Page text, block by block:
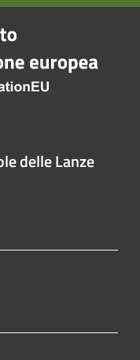
delle Lanze